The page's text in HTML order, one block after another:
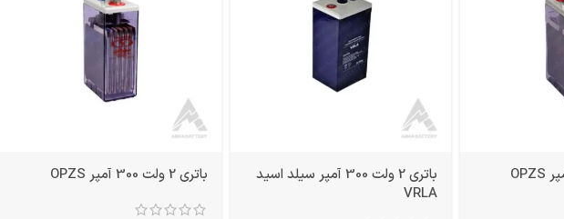
باتری 2 ولت 300 آمپر سیلد اسید
VRLA
باتری 2 ولت 300 آمپر OPZS